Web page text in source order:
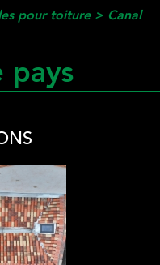
pour toiture> Canal
pays